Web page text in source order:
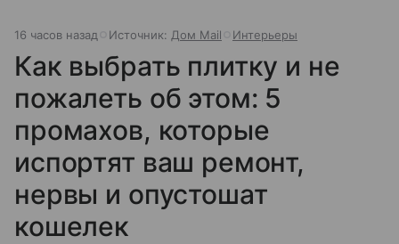
16 часов назад Источник: Дом Mail Интерьеры
Как выбрать плитку и не
пожалеть об этом: 5
промахов, которые
испортят ваш ремонт,
нервы и опустошат
кошелек